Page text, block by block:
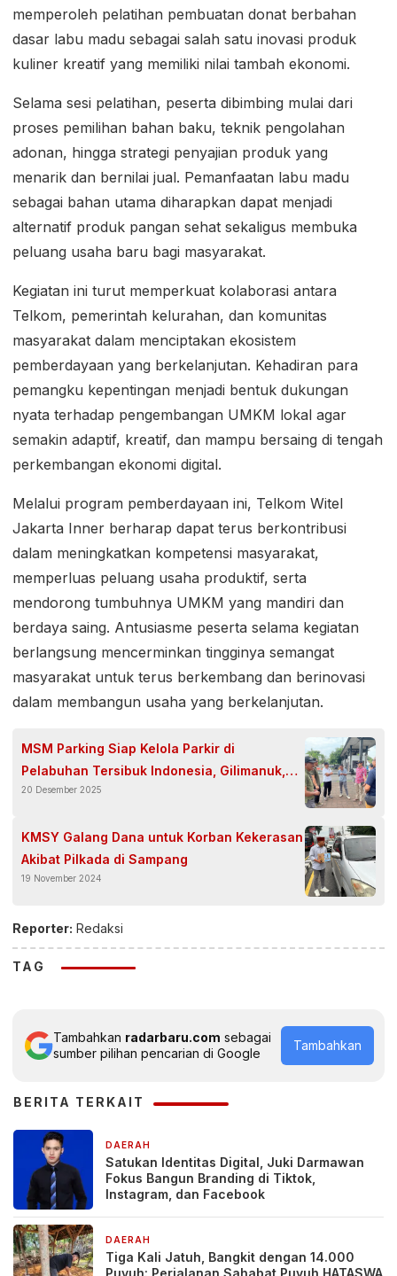
memperoleh pelatihan pembuatan donat berbahan
dasar labu madu sebagai salah satu inovasi produk
kuliner kreatif yang memiliki nilai tambah ekonomi.
Selama sesi pelatihan, peserta dibimbing mulai dari
proses pemilihan bahan baku, teknik pengolahan
adonan, hingga strategi penyajian produk yang
menarik dan bernilai jual. Pemanfaatan labu madu
sebagai bahan utama diharapkan dapat menjadi
alternatif produk pangan sehat sekaligus membuka
peluang usaha baru bagi masyarakat.
Kegiatan ini turut memperkuat kolaborasi antara
Telkom, pemerintah kelurahan, dan komunitas
masyarakat dalam menciptakan ekosistem
pemberdayaan yang berkelanjutan. Kehadiran para
pemangku kepentingan menjadi bentuk dukungan
nyata terhadap pengembangan UMKM lokal agar
semakin adaptif, kreatif, dan mampu bersaing di tengah
perkembangan ekonomi digital.
Melalui program pemberdayaan ini, Telkom Witel
Jakarta Inner berharap dapat terus berkontribusi
dalam meningkatkan kompetensi masyarakat,
memperluas peluang usaha produktif, serta
mendorong tumbuhnya UMKM yang mandiri dan
berdaya saing. Antusiasme peserta selama kegiatan
berlangsung mencerminkan tingginya semangat
masyarakat untuk terus berkembang dan berinovasi
dalam membangun usaha yang berkelanjutan.
MSM Parking Siap Kelola Parkir di
Pelabuhan Tersibuk Indonesia, Gilimanuk,
Mulai 2026
20 Desember 2025
KMSY Galang Dana untuk Korban Kekerasan
Akibat Pilkada di Sampang
19 November 2024
Reporter: Redaksi
TAG
Tambahkan radarbaru.com sebagai
sumber pilihan pencarian di Google
Tambahkan
BERITA TERKAIT
DAERAH
Satukan Identitas Digital, Juki Darmawan
Fokus Bangun Branding di Tiktok,
Instagram, dan Facebook
DAERAH
Tiga Kali Jatuh, Bangkit dengan 14.000